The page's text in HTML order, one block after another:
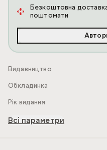
Безкоштовна доставка
поштомати
Видавництво
Обкладинка
Рік видання
Всі параметри